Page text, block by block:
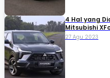
4 Hal yang
Mitsubishi
27 Agu 2023